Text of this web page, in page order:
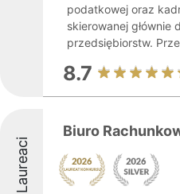
podatkowej oraz
skierowanej głównie
przedsiębiorstw.
8.7
Laureaci
Biuro